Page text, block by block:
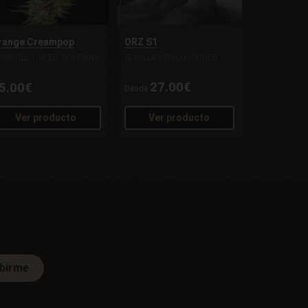
Creampop
Ver producto
ORZ S1
Desde 27.00€
Ver producto